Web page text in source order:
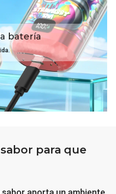
batería
para que